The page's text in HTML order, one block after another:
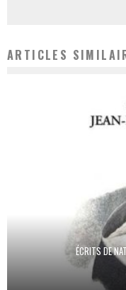
ARTICLES
ÉCRITS DE